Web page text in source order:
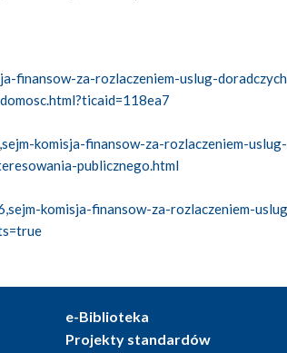
finansow-za-rozlaczeniem-uslug-
komisja-finansow-za-rozlaczeniem-uslug-
publicznego.html
komisja-finansow-za-rozlaczeniem-
e-Biblioteka
Projekty standardów